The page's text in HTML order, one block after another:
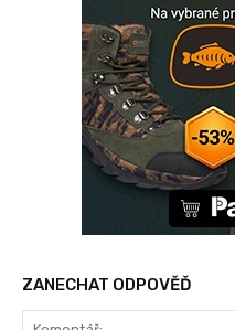
ZANECHAT ODPOVĚĎ